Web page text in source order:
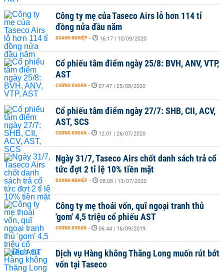
Công ty mẹ của Taseco Airs lỗ hơn 114 tỉ
đồng nửa đầu năm
DOANH NGHIỆP - 16:17 | 10/09/2020
Cổ phiếu tâm điểm ngày 25/8: BVH, ANV, VTP,
AST
CHỨNG KHOÁN - 07:47 | 25/08/2020
Cổ phiếu tâm điểm ngày 27/7: SHB, CII, ACV,
AST, SCS
CHỨNG KHOÁN - 12:01 | 26/07/2020
Ngày 31/7, Taseco Airs chốt danh sách trả cổ
tức đợt 2 tỉ lệ 10% tiền mặt
DOANH NGHIỆP - 08:08 | 13/07/2020
Công ty mẹ thoái vốn, quĩ ngoại tranh thủ
'gom' 4,5 triệu cổ phiếu AST
CHỨNG KHOÁN - 06:44 | 16/09/2019
Dịch vụ Hàng không Thăng Long muốn rút bớt
vốn tại Taseco